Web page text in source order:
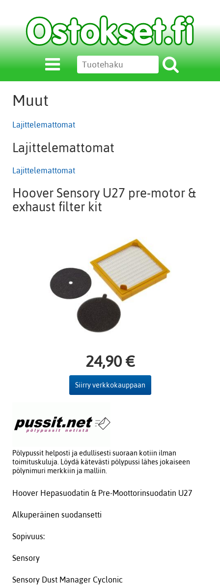
Muut
Lajittelemattomat
Lajittelemattomat
Lajittelemattomat
Hoover Sensory U27 pre-motor &
exhaust filter kit
24,90 €
Siirry verkkokauppaan
Pölypussit helposti ja edullisesti suoraan kotiin ilman
toimituskuluja. Löydä kätevästi pölypussi lähes jokaiseen
pölynimuri merkkiin ja malliin.
Hoover Hepasuodatin & Pre-Moottorinsuodatin U27
Alkuperäinen suodansetti
Sopivuus:
Sensory
Sensory Dust Manager Cyclonic